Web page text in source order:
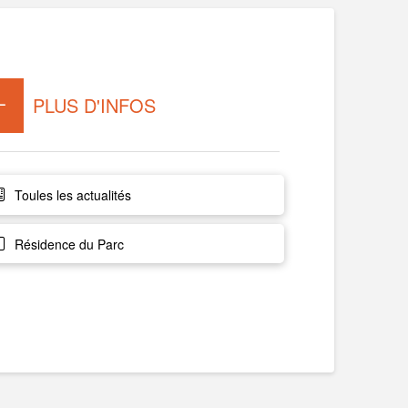
PLUS D'INFOS
Toules les actualités
Résidence du Parc